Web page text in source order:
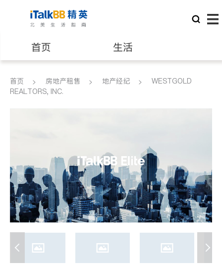
首页 生活
医生 律师
养老 非盈利组织
首页 房地产租售 地产经纪
WESTGOLD
REALTORS, INC.